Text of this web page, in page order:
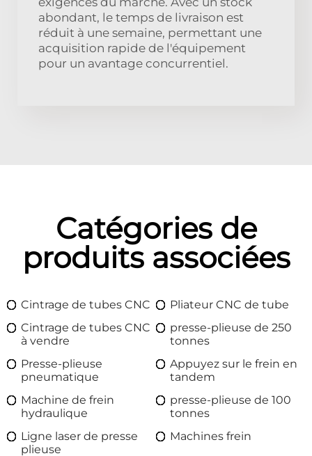
abondant, le temps de livraison est
réduit à une semaine, permettant une
acquisition rapide de l'équipement
pour un avantage concurrentiel.
Catégories de
produits associées
Cintrage de tubes CNC
Pliateur CNC de tube
Cintrage de tubes CNC
à vendre
presse-plieuse de 250
tonnes
Presse-plieuse
pneumatique
Appuyez sur le frein en
tandem
Machine de frein
hydraulique
presse-plieuse de 100
tonnes
Ligne laser de presse
plieuse
Machines frein